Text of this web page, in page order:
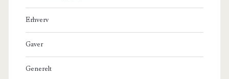
Erhverv
Gaver
Generelt